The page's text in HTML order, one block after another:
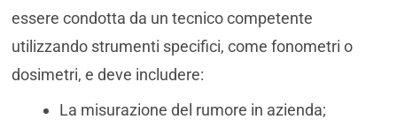
essere condotta da un tecnico competente
utilizzando strumenti specifici, come fonometri o
dosimetri, e deve includere:
La misurazione del rumore in azienda;